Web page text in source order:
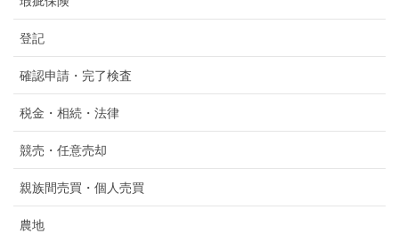
登記
確認申請・完了検査
税金・相続・法律
競売・任意売却
親族間売買・個人売買
農地